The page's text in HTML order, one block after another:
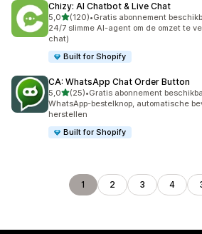
Chizy: AI Chatbot & Live Chat
5,0van 5 sterren
(120)
120 recensies in totaal
•Gratis abonnement
24/7 slimme AI-agent om de omzet te
chat)
Built for Shopify
CA: WhatsApp Chat Order Button
5,0van 5 sterren
(25)
25 recensies in totaal
•Gratis abonnement
WhatsApp-bestelknop, automatische
herstellen
Built for Shopify
1 2 3 4